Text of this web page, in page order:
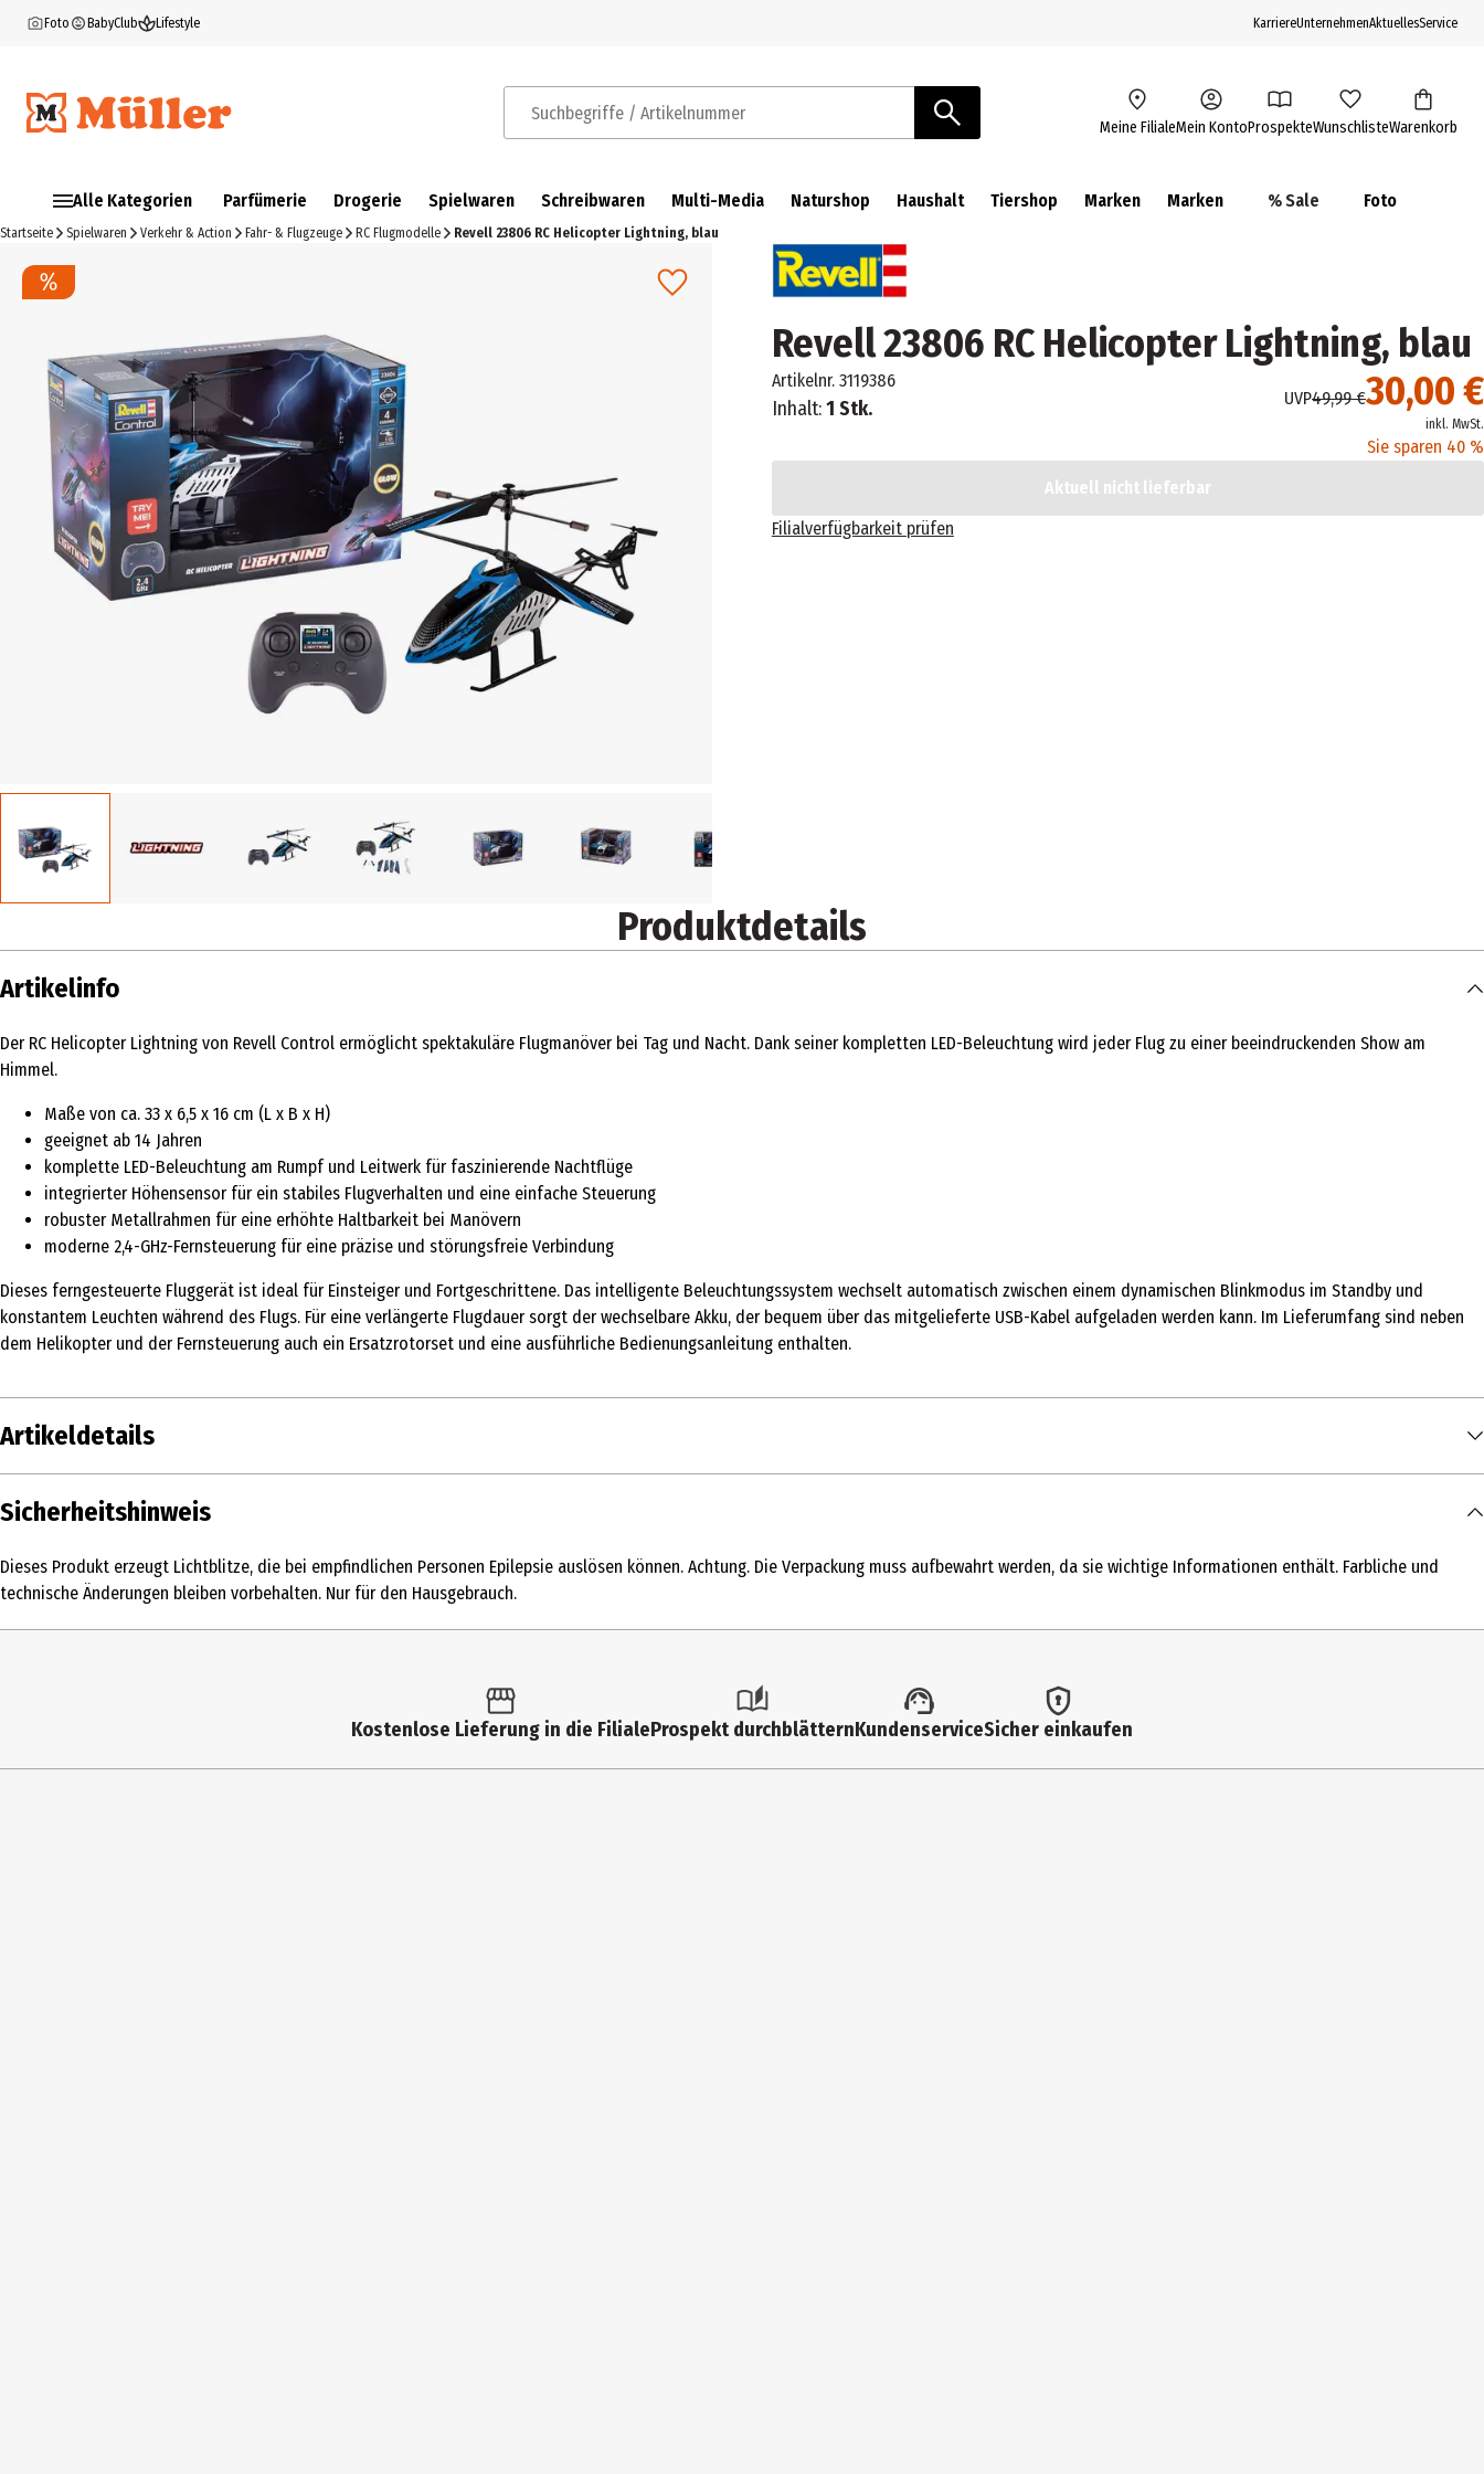
Foto BabyClub Lifestyle KarriereUnternehmenAktuellesService
Suchbegriffe / Artikelnummer Meine FilialeMein KontoProspekteWunschlisteWarenkorb
Alle Kategorien Parfümerie Drogerie Spielwaren Schreibwaren Multi-Media Naturshop Haushalt Tiershop Marken Marken % Sale Foto
Startseite Spielwaren Verkehr & Action Fahr- & Flugzeuge RC Flugmodelle Revell 23806 RC Helicopter Lightning, blau
Revell 23806 RC Helicopter Lightning, blau
Artikelnr. 3119386
Inhalt:1 Stk. 30,00 €
UVP49,99 €
inkl. MwSt.
Sie sparen 40 %
Aktuell nicht lieferbar
Filialverfügbarkeit prüfen
Produktdetails
Artikelinfo
Der RC Helicopter Lightning von Revell Control ermöglicht spektakuläre Flugmanöver bei Tag und Nacht. Dank seiner kompletten LED-Beleuchtung wird jeder Flug zu einer beeindruckenden Show am
Himmel.
Maße von ca. 33 x 6,5 x 16 cm (L x B x H)
geeignet ab 14 Jahren
komplette LED-Beleuchtung am Rumpf und Leitwerk für faszinierende Nachtflüge
integrierter Höhensensor für ein stabiles Flugverhalten und eine einfache Steuerung
robuster Metallrahmen für eine erhöhte Haltbarkeit bei Manövern
moderne 2,4-GHz-Fernsteuerung für eine präzise und störungsfreie Verbindung
Dieses ferngesteuerte Fluggerät ist ideal für Einsteiger und Fortgeschrittene. Das intelligente Beleuchtungssystem wechselt automatisch zwischen einem dynamischen Blinkmodus im Standby und
konstantem Leuchten während des Flugs. Für eine verlängerte Flugdauer sorgt der wechselbare Akku, der bequem über das mitgelieferte USB-Kabel aufgeladen werden kann. Im Lieferumfang sind neben
dem Helikopter und der Fernsteuerung auch ein Ersatzrotorset und eine ausführliche Bedienungsanleitung enthalten.
Artikeldetails
Inhalt
Altersempfehlung ab
Artikelnummer des Herstellers 23806
Henschelstr. 20-30 32257 Bünde
Kontaktmöglichkeit https://carrera-toys.com/
Sicherheitshinweis
Dieses Produkt erzeugt Lichtblitze, die bei empfindlichen Personen Epilepsie auslösen können. Achtung. Die Verpackung muss aufbewahrt werden, da sie wichtige Informationen enthält. Farbliche und
technische Änderungen bleiben vorbehalten. Nur für den Hausgebrauch.
Kostenlose Lieferung in die FilialeProspekt durchblätternKundenserviceSicher einkaufen